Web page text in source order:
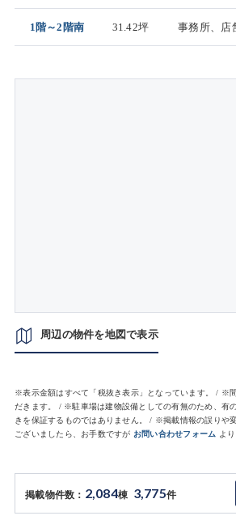
1階～2階南 31.42坪 事務所、店
周辺の物件を地図で表示
※表示金額はすべて「税抜き表示」となっています。 / ※
だきます。 / ※駐車場は建物設備としての有無のため、有
きを保証するものではありません。 / ※掲載情報の誤りや
ございましたら、お手数ですが お問い合わせフォーム よ
掲載物件数： 2,084棟 3,775件